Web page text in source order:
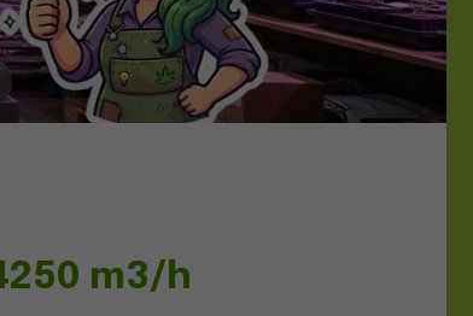
m3/h